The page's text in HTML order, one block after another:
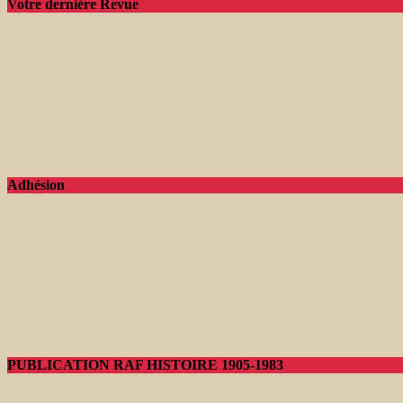
Votre dernière Revue
Adhésion
PUBLICATION RAF HISTOIRE 1905-1983